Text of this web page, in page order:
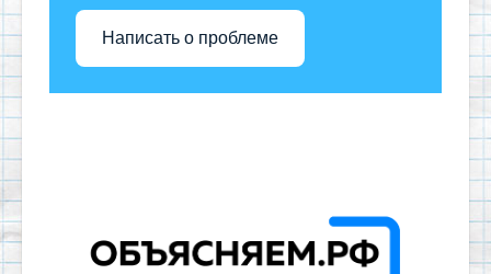
Написать о проблеме